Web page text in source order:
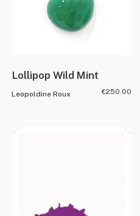
Lollipop Wild Mint
Leopoldine Roux €250.00